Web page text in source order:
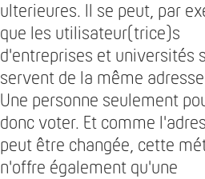
ulterieures. Il se peut, par
que les utilisateur(trice)s
d'entreprises et universités
servent de la même adresse
Une personne seulement
donc voter. Et comme
peut être changée, cette
n'offre également qu'une